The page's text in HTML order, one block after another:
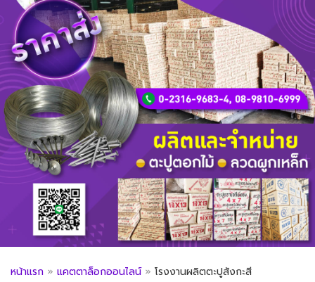
หน้าแรก » แคตตาล็อกออนไลน์ » โรงงานผลิตตะปูสังกะสี